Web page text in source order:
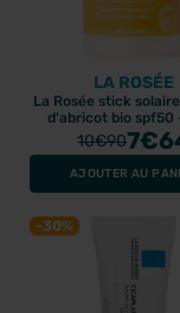
LA ROSÉE
La Rosée stick
d'abricot bio spf50
10€907
AJOUTER AU
-30%